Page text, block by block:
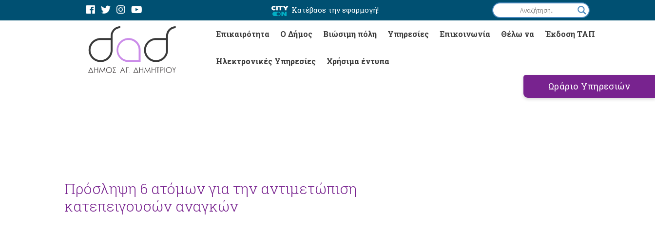
Κατέβασε την εφαρμογή!
Επικαιρότητα Ο Δήμος Βιώσιμη πόλη Υπηρεσίες Επικοινωνία Θέλω να Έκδοση ΤΑΠ
Ηλεκτρονικές Υπηρεσίες Χρήσιμα έντυπα
Ωράριο Υπηρεσιών
Πρόσληψη 6 ατόμων για την αντιμετώπιση
κατεπειγουσών αναγκών